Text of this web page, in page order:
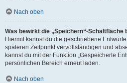
Nach oben
Was bewirkt die „Speichern“-
Hiermit kannst du die geschriebene
späteren Zeitpunkt vervollständigen und
kannst du mit der Funktion „Gespeicherte
persönlichen Bereich erneut laden.
Nach oben